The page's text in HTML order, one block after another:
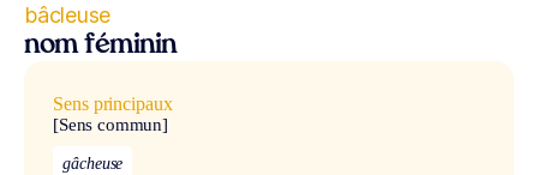
bâcleuse
nom féminin
Sens principaux
[Sens commun]
gâcheuse